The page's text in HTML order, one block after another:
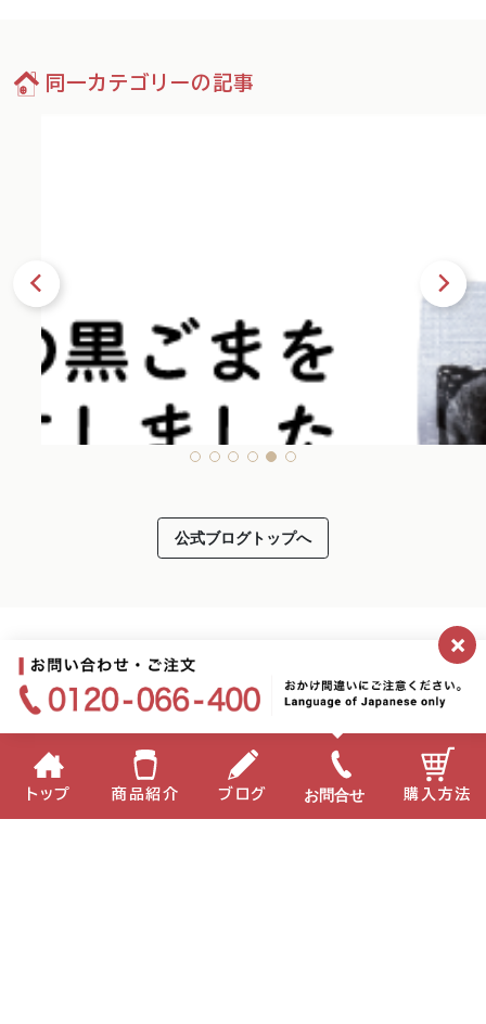
同一カテゴリーの記事
公式ブログトップへ
×
トップ 商品紹介 ブログ お問合せ 購入方法